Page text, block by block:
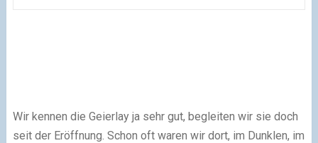
Wir kennen die Geierlay ja sehr gut, begleiten wir sie doch
seit der Eröffnung. Schon oft waren wir dort, im Dunklen, im